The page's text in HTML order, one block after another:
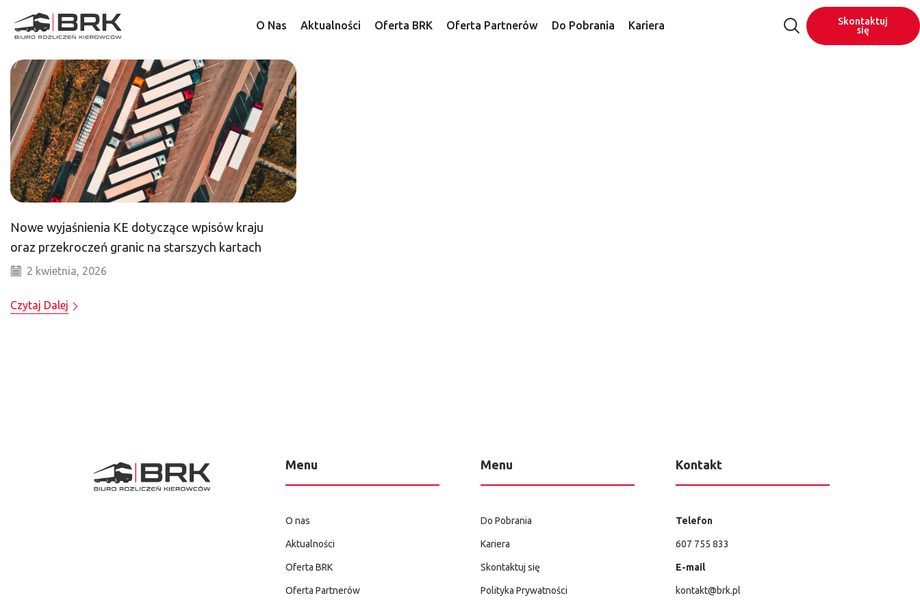
O Nas Aktualności Oferta BRK Oferta Partnerów Do Pobrania Kariera
Skontaktuj
się
Nowe wyjaśnienia KE dotyczące wpisów kraju
oraz przekroczeń granic na starszych kartach
2 kwietnia, 2026
Czytaj Dalej
Menu
O nas
Aktualności
Oferta BRK
Oferta Partnerów
Menu
Do Pobrania
Kariera
Skontaktuj się
Polityka Prywatności
Kontakt
Telefon
607 755 833
E-mail
kontakt@brk.pl